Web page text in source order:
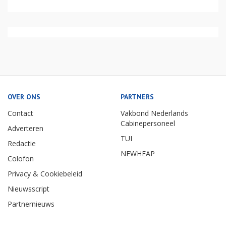
OVER ONS
Contact
Adverteren
Redactie
Colofon
Privacy & Cookiebeleid
Nieuwsscript
Partnernieuws
PARTNERS
Vakbond Nederlands
Cabinepersoneel
TUI
NEWHEAP